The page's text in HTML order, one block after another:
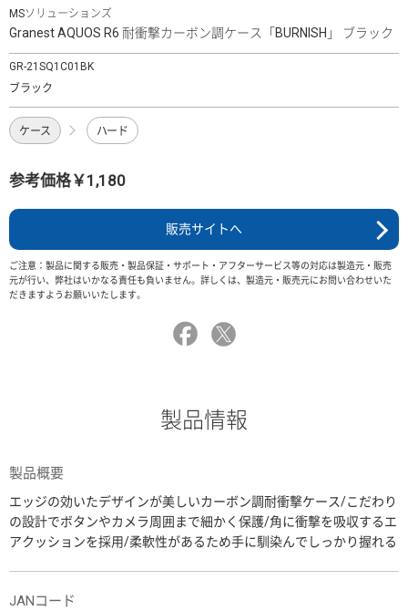
MSソリューションズ
Granest AQUOS R6 耐衝撃カーボン調ケース「BURNISH」 ブラック
GR-21SQ1C01BK
ブラック
ケース ハード
参考価格￥1,180
販売サイトへ
ご注意：製品に関する販売・製品保証・サポート・アフターサービス等の対応は製造元・販売
元が行い、弊社はいかなる責任も負いません。詳しくは、製造元・販売元にお問い合わせいた
だきますようお願いいたします。
製品情報
製品概要
エッジの効いたデザインが美しいカーボン調耐衝撃ケース/こだわり
の設計でボタンやカメラ周囲まで細かく保護/角に衝撃を吸収するエ
アクッションを採用/柔軟性があるため手に馴染んでしっかり握れる
JANコード